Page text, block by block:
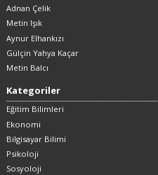
Adnan Çelik
Metin Işık
Aynur Elhankızı
Gülçin Yahya Kaçar
Metin Balcı
Kategoriler
Eğitim Bilimleri
Ekonomi
Bilgisayar Bilimi
Psikoloji
Sosyoloji